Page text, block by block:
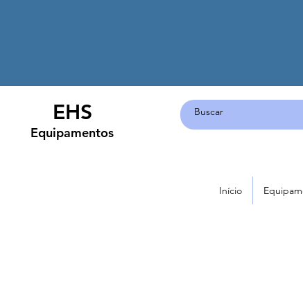
EHS
Equipamentos
Início